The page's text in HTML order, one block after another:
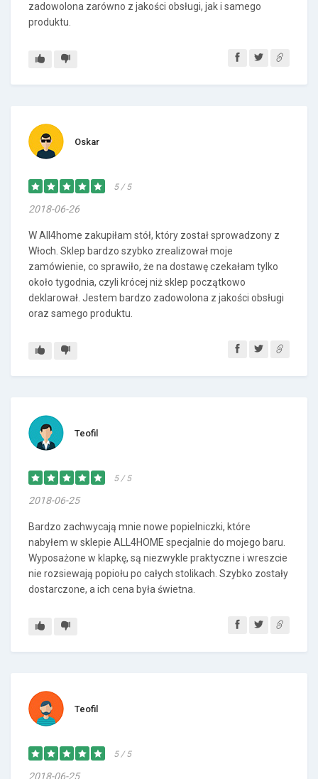
zadowolona zarówno z jakości obsługi, jak i samego
produktu.
Oskar
5 / 5
2018-06-26
W All4home zakupiłam stół, który został sprowadzony z
Włoch. Sklep bardzo szybko zrealizował moje
zamówienie, co sprawiło, że na dostawę czekałam tylko
około tygodnia, czyli krócej niż sklep początkowo
deklarował. Jestem bardzo zadowolona z jakości obsługi
oraz samego produktu.
Teofil
5 / 5
2018-06-25
Bardzo zachwycają mnie nowe popielniczki, które
nabyłem w sklepie ALL4HOME specjalnie do mojego baru.
Wyposażone w klapkę, są niezwykle praktyczne i wreszcie
nie rozsiewają popiołu po całych stolikach. Szybko zostały
dostarczone, a ich cena była świetna.
Teofil
5 / 5
2018-06-25